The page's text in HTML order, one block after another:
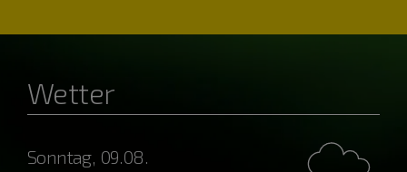
Wetter
Sonntag, 09.08.